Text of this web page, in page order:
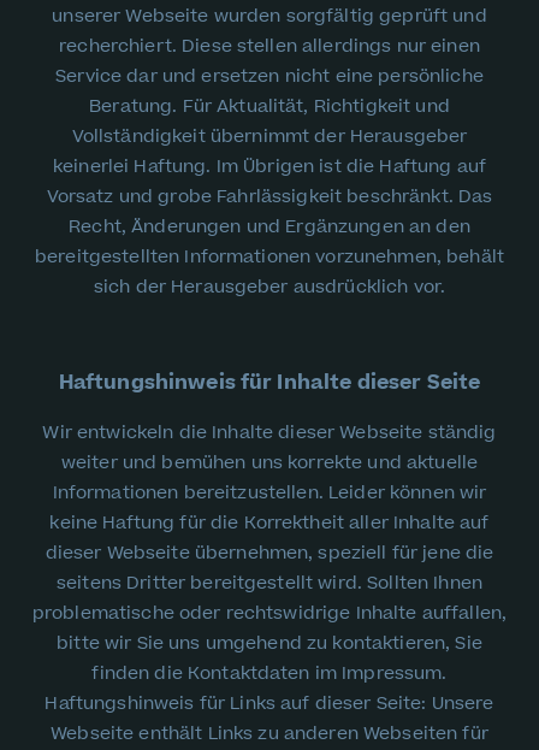
unserer Webseite wurden sorgfältig geprüft und
recherchiert. Diese stellen allerdings nur einen
Service dar und ersetzen nicht eine persönliche
Beratung. Für Aktualität, Richtigkeit und
Vollständigkeit übernimmt der Herausgeber
keinerlei Haftung. Im Übrigen ist die Haftung auf
Vorsatz und grobe Fahrlässigkeit beschränkt. Das
Recht, Änderungen und Ergänzungen an den
bereitgestellten Informationen vorzunehmen, behält
sich der Herausgeber ausdrücklich vor.
Haftungshinweis für Inhalte dieser Seite
Wir entwickeln die Inhalte dieser Webseite ständig
weiter und bemühen uns korrekte und aktuelle
Informationen bereitzustellen. Leider können wir
keine Haftung für die Korrektheit aller Inhalte auf
dieser Webseite übernehmen, speziell für jene die
seitens Dritter bereitgestellt wird. Sollten Ihnen
problematische oder rechtswidrige Inhalte auffallen,
bitte wir Sie uns umgehend zu kontaktieren, Sie
finden die Kontaktdaten im Impressum.
Haftungshinweis für Links auf dieser Seite: Unsere
Webseite enthält Links zu anderen Webseiten für